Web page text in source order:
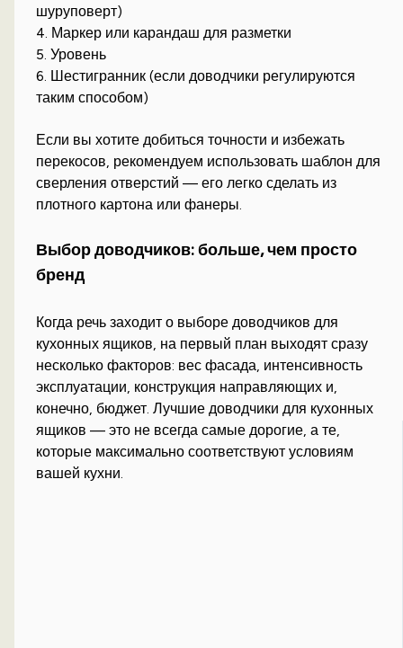
шуруповерт)
4. Маркер или карандаш для разметки
5. Уровень
6. Шестигранник (если доводчики регулируются
таким способом)
Если вы хотите добиться точности и избежать
перекосов, рекомендуем использовать шаблон для
сверления отверстий — его легко сделать из
плотного картона или фанеры.
Выбор доводчиков: больше, чем просто
бренд
Когда речь заходит о выборе доводчиков для
кухонных ящиков, на первый план выходят сразу
несколько факторов: вес фасада, интенсивность
эксплуатации, конструкция направляющих и,
конечно, бюджет. Лучшие доводчики для кухонных
ящиков — это не всегда самые дорогие, а те,
которые максимально соответствуют условиям
вашей кухни.